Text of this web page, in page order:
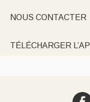
NOUS CONTACTER
TÉLÉCHARGER